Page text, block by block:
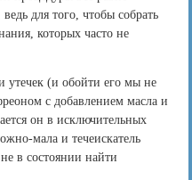
для того, чтобы собрать
которых часто не
утечек (и обойти его мы не
с добавлением масла и
он в исключительных
мала и течеискатель
в состоянии найти